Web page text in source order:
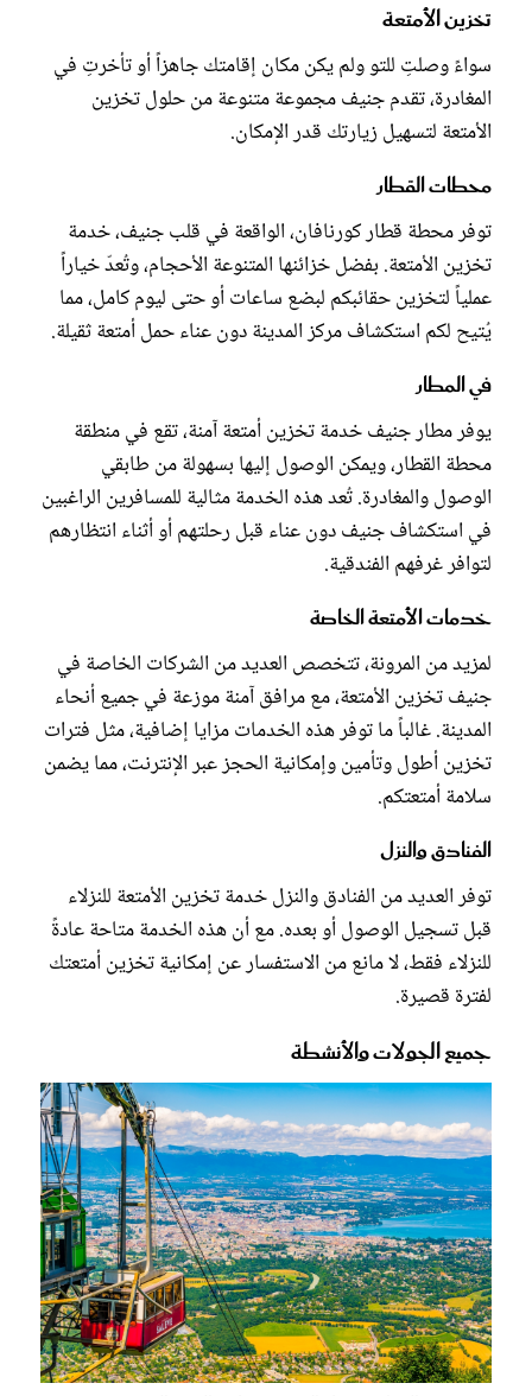
تخزين الأمتعة
سواءً وصلتِ للتو ولم يكن مكان إقامتك جاهزاً أو تأخرتِ في
المغادرة، تقدم جنيف مجموعة متنوعة من حلول تخزين
الأمتعة لتسهيل زيارتك قدر الإمكان.
محطات القطار
توفر محطة قطار كورنافان، الواقعة في قلب جنيف، خدمة
تخزين الأمتعة. بفضل خزائنها المتنوعة الأحجام، وتُعدّ خياراً
عملياً لتخزين حقائبكم لبضع ساعات أو حتى ليوم كامل، مما
يُتيح لكم استكشاف مركز المدينة دون عناء حمل أمتعة ثقيلة.
في المطار
يوفر مطار جنيف خدمة تخزين أمتعة آمنة، تقع في منطقة
محطة القطار، ويمكن الوصول إليها بسهولة من طابقي
الوصول والمغادرة. تُعد هذه الخدمة مثالية للمسافرين الراغبين
في استكشاف جنيف دون عناء قبل رحلتهم أو أثناء انتظارهم
لتوافر غرفهم الفندقية.
خدمات الأمتعة الخاصة
لمزيد من المرونة، تتخصص العديد من الشركات الخاصة في
جنيف تخزين الأمتعة، مع مرافق آمنة موزعة في جميع أنحاء
المدينة. غالباً ما توفر هذه الخدمات مزايا إضافية، مثل فترات
تخزين أطول وتأمين وإمكانية الحجز عبر الإنترنت، مما يضمن
سلامة أمتعتكم.
الفنادق والنزل
توفر العديد من الفنادق والنزل خدمة تخزين الأمتعة للنزلاء
قبل تسجيل الوصول أو بعده. مع أن هذه الخدمة متاحة عادةً
للنزلاء فقط، لا مانع من الاستفسار عن إمكانية تخزين أمتعتك
لفترة قصيرة.
جميع الجولات والأنشطة